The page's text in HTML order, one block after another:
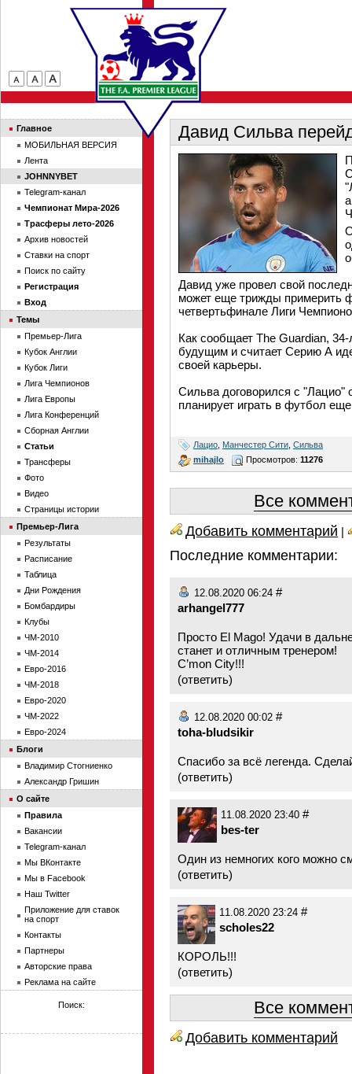
Давид Сильва
Давид уже провел свой
может еще трижды примерить
четвертьфинале Лиги
Как сообщает The Guardian,
будущим и считает Серию А
своей карьеры.
Сильва договорился с "Лацио"
планирует играть в футбол
Лацио Манчестер Сити Сильва
mihajlo
Просмотров: 11276
Все
Добавить комментарий |
Последние комментарии:
12.08.2020 06:24 #
arhangel777
Просто El Mago! Удачи в
станет и отличным тренером!
C’mon City!!!
(ответить)
12.08.2020 00:02 #
toha-bludsikir
Спасибо за всё легенда.
(ответить)
11.08.2020 23:40 #
bes-ter
Один из немногих кого можно
(ответить)
11.08.2020 23:24 #
scholes22
КОРОЛЬ!!!
(ответить)
Все
Добавить комментарий
Главное
МОБИЛЬНАЯ ВЕРСИЯ
Лента
JOHNNYBET
Telegram-канал
Чемпионат Мира-2026
Трасферы лето-2026
Архив новостей
Ставки на спорт
Поиск по сайту
Регистрация
Вход
Темы
Премьер-Лига
Кубок Англии
Кубок Лиги
Лига Чемпионов
Лига Европы
Лига Конференций
Сборная Англии
Статьи
Трансферы
Фото
Видео
Страницы истории
Премьер-Лига
Результаты
Расписание
Таблица
Дни Рождения
Бомбардиры
Клубы
ЧМ-2010
ЧМ-2014
Евро-2016
ЧМ-2018
Евро-2020
ЧМ-2022
Евро-2024
Блоги
Владимир Стогниенко
Александр Гришин
О сайте
Правила
Вакансии
Telegram-канал
Мы ВКонтакте
Мы в Facebook
Наш Twitter
Приложение для ставок
на спорт
Контакты
Партнеры
Авторские права
Реклама на сайте
Поиск: